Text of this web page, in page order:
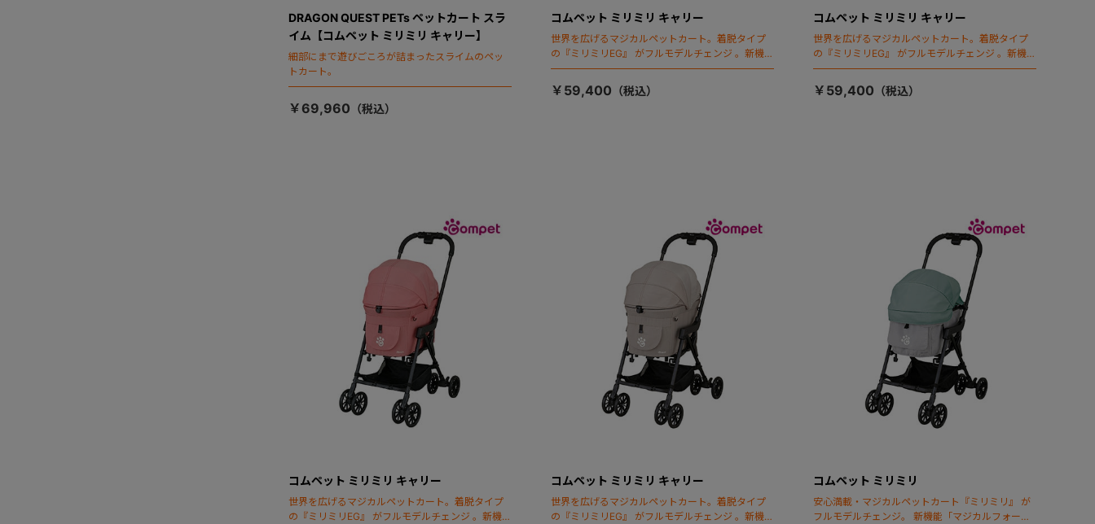
DRAGON QUEST PETs ペットカート スラ
イム【コムペット ミリミリ キャリー】
細部にまで遊びごころが詰まったスライムのペッ
トカート。
￥69,960
コムペット ミリミリ キャリー
世界を広げるマジカルペットカート。着脱タイプ
の『ミリミリEG』 がフルモデルチェンジ 。新機能
「マジカルフォールディング」搭載
￥59,400
コムペット ミリミリ キャリー
世界を広げるマジカルペットカート。着脱タイプ
の『ミリミリEG』 がフルモデルチェンジ 。新機能
「マジカルフォールディング」搭載
￥59,400
コムペット ミリミリ キャリー
世界を広げるマジカルペットカート。着脱タイプ
の『ミリミリEG』 がフルモデルチェンジ 。新機能
コムペット ミリミリ キャリー
世界を広げるマジカルペットカート。着脱タイプ
の『ミリミリEG』 がフルモデルチェンジ 。新機能
コムペット ミリミリ
安心満載・マジカルペットカート『ミリミリ』 が
フルモデルチェンジ。 新機能「マジカルフォール